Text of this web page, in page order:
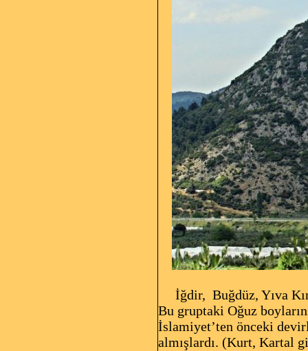
İğdir, Buğdüz, Yıva
Bu gruptaki Oğuz
İslamiyet’ten önceki
almışlardı. (Kurt, Kartal